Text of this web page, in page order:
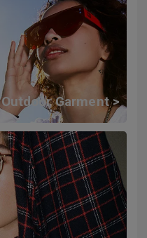
Outdoor Garment >